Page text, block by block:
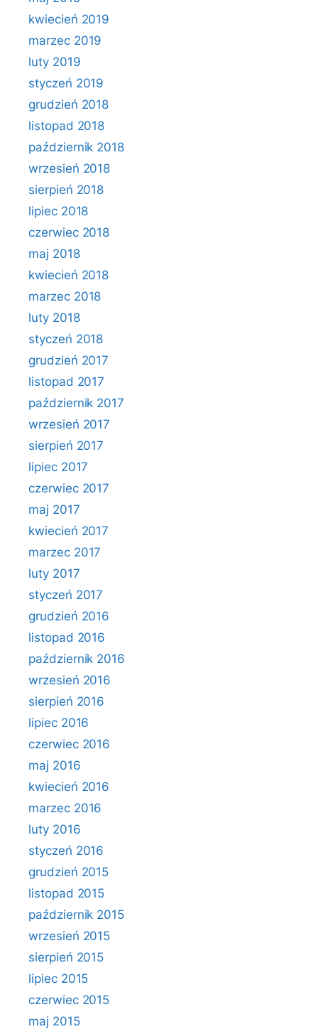
kwiecień 2019
marzec 2019
luty 2019
styczeń 2019
grudzień 2018
listopad 2018
październik 2018
wrzesień 2018
sierpień 2018
lipiec 2018
czerwiec 2018
maj 2018
kwiecień 2018
marzec 2018
luty 2018
styczeń 2018
grudzień 2017
listopad 2017
październik 2017
wrzesień 2017
sierpień 2017
lipiec 2017
czerwiec 2017
maj 2017
kwiecień 2017
marzec 2017
luty 2017
styczeń 2017
grudzień 2016
listopad 2016
październik 2016
wrzesień 2016
sierpień 2016
lipiec 2016
czerwiec 2016
maj 2016
kwiecień 2016
marzec 2016
luty 2016
styczeń 2016
grudzień 2015
listopad 2015
październik 2015
wrzesień 2015
sierpień 2015
lipiec 2015
czerwiec 2015
maj 2015